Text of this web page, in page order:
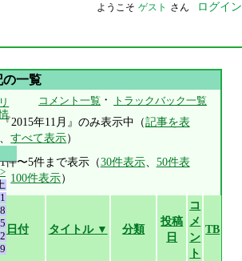
ようこそ ゲスト さん ログイン
の一覧
コメント一覧 ・ トラックバック一覧
『2015年11月』のみ表示中（記事を表
、すべて表示）
1件〜5件まで表示（30件表示、 50件表
、 100件表示）
日付 タイトル ▼ 分類
投稿
日
コ
メ
ン
ト
TB
1
8